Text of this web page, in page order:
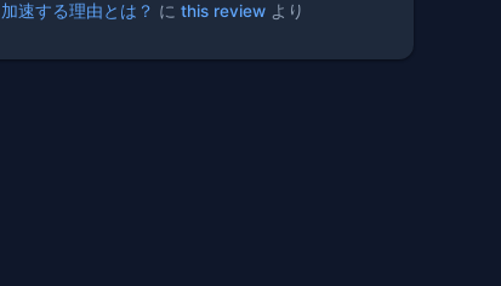
加速する理由とは？ に this review より